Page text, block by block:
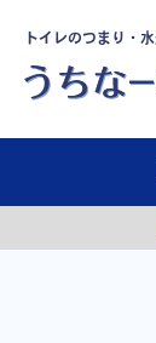
トイレのつまり・